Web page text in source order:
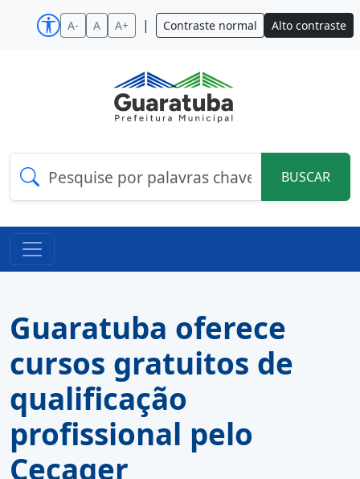
A- A A+ | Contraste normal Alto contraste
BUSCAR
Guaratuba oferece
cursos gratuitos de
qualificação
profissional pelo
Cecager